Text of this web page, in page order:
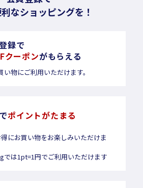
なショッピングを！
録で
クーポンがもらえる
物にご利用いただけます。
ポイントがたまる
にお買い物をお楽しみいただけま
では1pt=1円でご利用いただけます